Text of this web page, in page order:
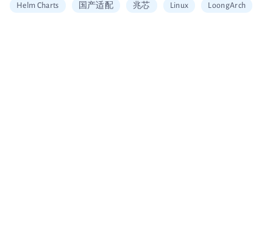
Helm Charts 国产适配 兆芯 Linux LoongArch